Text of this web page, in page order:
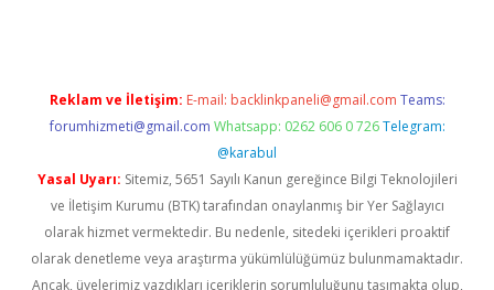
Reklam ve İletişim: E-mail: backlinkpaneli@gmail.com Teams:
forumhizmeti@gmail.com Whatsapp: 0262 606 0 726 Telegram:
@karabul
Yasal Uyarı: Sitemiz, 5651 Sayılı Kanun gereğince Bilgi Teknolojileri
ve İletişim Kurumu (BTK) tarafından onaylanmış bir Yer Sağlayıcı
olarak hizmet vermektedir. Bu nedenle, sitedeki içerikleri proaktif
olarak denetleme veya araştırma yükümlülüğümüz bulunmamaktadır.
Ancak, üyelerimiz yazdıkları içeriklerin sorumluluğunu taşımakta olup,